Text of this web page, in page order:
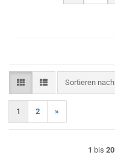
Sortieren nach
Sortieren nach
1 2 »
1 bis 20